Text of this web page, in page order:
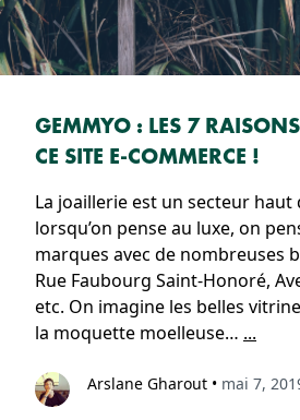
GEMMYO : LES 7
CE SITE E-COMMERCE !
La joaillerie est un secteur haut
lorsqu’on pense au luxe, on
marques avec de nombreuses
Rue Faubourg Saint-Honoré,
etc. On imagine les belles
la moquette moelleuse… ...
Arslane Gharout • mai 7,